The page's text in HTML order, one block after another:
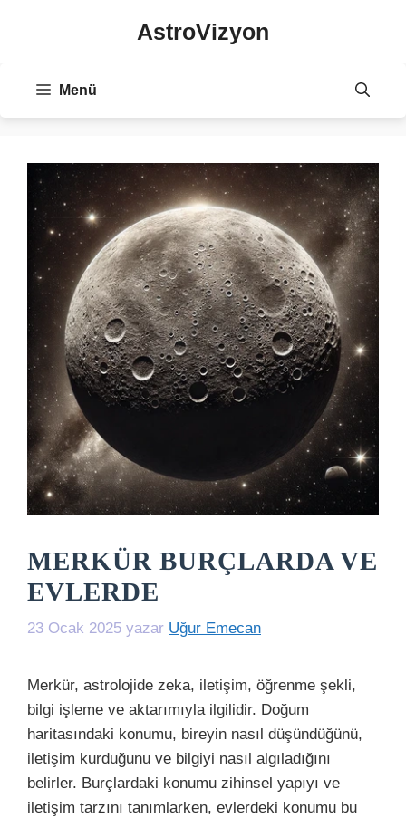
AstroVizyon
Menü
MERKÜR BURÇLARDA VE
EVLERDE
23 Ocak 2025 yazar Uğur Emecan
Merkür, astrolojide zeka, iletişim, öğrenme şekli,
bilgi işleme ve aktarımıyla ilgilidir. Doğum
haritasındaki konumu, bireyin nasıl düşündüğünü,
iletişim kurduğunu ve bilgiyi nasıl algıladığını
belirler. Burçlardaki konumu zihinsel yapıyı ve
iletişim tarzını tanımlarken, evlerdeki konumu bu